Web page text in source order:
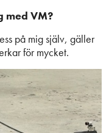
med VM?
på mig själv, gäller
för mycket.